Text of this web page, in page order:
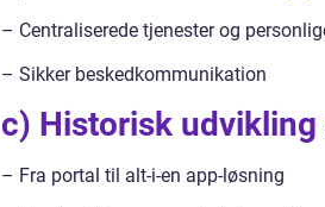
– Centraliserede tjenester og
– Sikker beskedkommunikation
c) Historisk
– Fra portal til alt-i-en app-løsning